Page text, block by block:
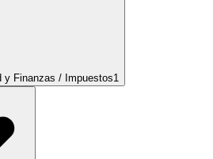
y Finanzas / Impuestos1